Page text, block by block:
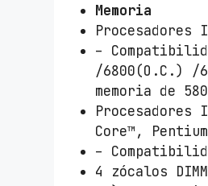
Memoria
–
/6800(O.C.) /
memoria de
Core™,
–
4 zócalos